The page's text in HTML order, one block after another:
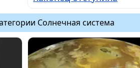
Солнечная система